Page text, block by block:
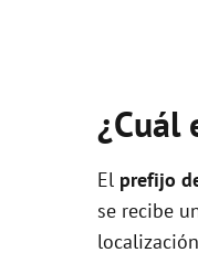
¿Cuál
El prefijo
se recibe